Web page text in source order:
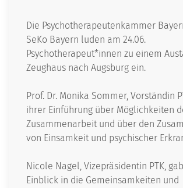
Die Psychotherapeutenkammer
SeKo Bayern luden am 24.06.
Psychotherapeut*innen zu einem
Zeughaus nach Augsburg ein.
Prof. Dr. Monika Sommer, Vorständin
ihrer Einführung über Möglichkeiten
Zusammenarbeit und über den
von Einsamkeit und psychischer
Nicole Nagel, Vizepräsidentin PTK,
Einblick in die Gemeinsamkeiten und